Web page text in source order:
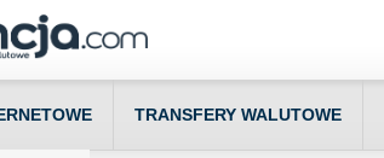
TRANSFERY WALUTOWE